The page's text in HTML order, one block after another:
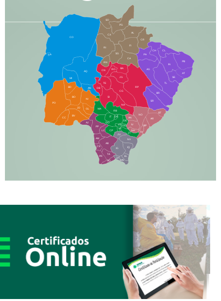
CO
AQ
MI
AN
CX
RI
AL
CR
FI
SG
BA
CA
PA
CH CL
PB
SE
TL
AG
BR
SR
BT
AR
RP
RO
JG
CG
SI
NA
TA
NH
JT
RB
MA
IT
DR
DO
CP
JU
NV
IQ
EL
BD
BO
NI
JD
PO
BV
CC
PP
AJ
LC
AM
AB
JP
DB
TE
CS
PR
TA
SQ
IG
MN
IN
NO
BP
RN
CN
GL
AN
IV
FS
VC
GD
DE
AT
PG
SO
LA